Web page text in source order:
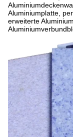
Aluminiumplatte,
erweiterte